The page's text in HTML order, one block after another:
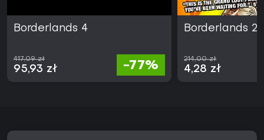
Borderlands 4
417,09 zł
95,93 zł -77%
Borderlands 2
214,00 zł
4,28 zł